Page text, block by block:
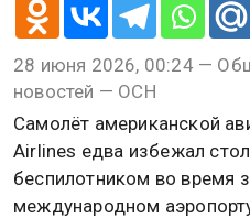
28 июня 2026, 00:24 —
новостей — ОСН
Самолёт американской
Airlines едва избежал
беспилотником во время
международном